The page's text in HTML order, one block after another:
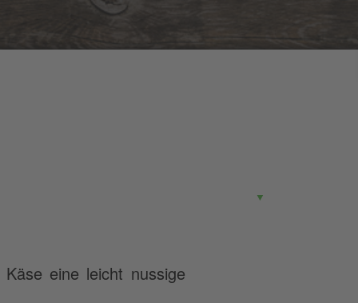
▼
eine leicht nussige